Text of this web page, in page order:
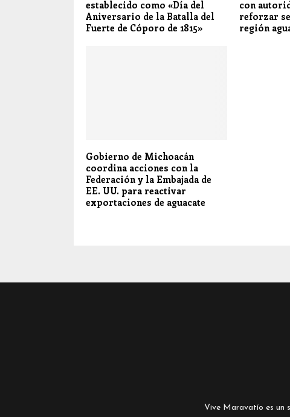
establecido como «Día del
Aniversario de la Batalla del
Fuerte de Cóporo de 1815»
con
reforzar
región
Gobierno de Michoacán
coordina acciones con la
Federación y la Embajada de
EE. UU. para reactivar
exportaciones de aguacate
Vive Maravatío es un